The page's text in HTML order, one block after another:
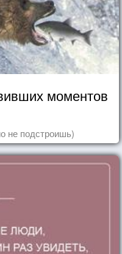
моментов
не подстроишь)